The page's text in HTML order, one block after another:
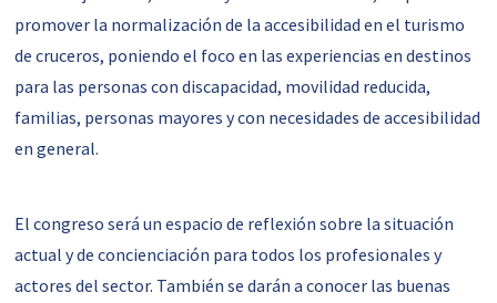
promover la normalización de la accesibilidad en el turismo
de cruceros, poniendo el foco en las experiencias en destinos
para las personas con discapacidad, movilidad reducida,
familias, personas mayores y con necesidades de accesibilidad
en general.
El congreso será un espacio de reflexión sobre la situación
actual y de concienciación para todos los profesionales y
actores del sector. También se darán a conocer las buenas